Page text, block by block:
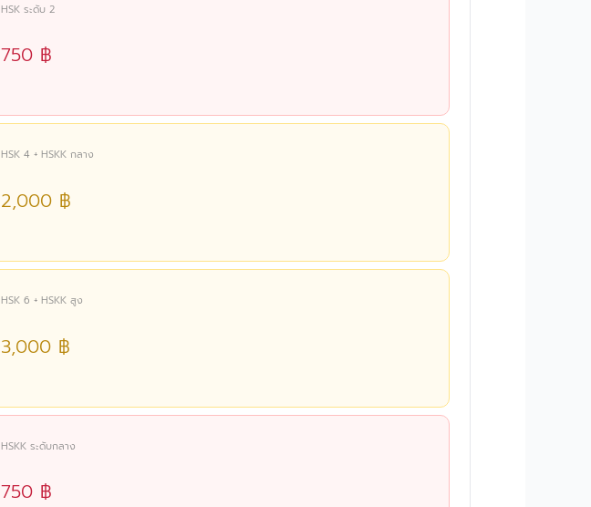
HSK ระดับ 2
750 ฿
HSK 4 + HSKK กลาง
2,000 ฿
HSK 6 + HSKK สูง
3,000 ฿
HSKK ระดับกลาง
750 ฿